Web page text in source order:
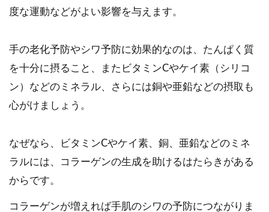
度な運動などがよい影響を与えます。
手の老化予防やシワ予防に効果的なのは、たんぱく質
を十分に摂ること、またビタミンCやケイ素（シリコ
ン）などのミネラル、さらには銅や亜鉛などの摂取も
心がけましょう。
なぜなら、ビタミンCやケイ素、銅、亜鉛などのミネ
ラルには、コラーゲンの生成を助けるはたらきがある
からです。
コラーゲンが増えれば手肌のシワの予防につながりま